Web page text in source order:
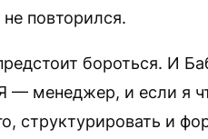
повторился.
бороться. И
— менеджер, и если я
структурировать и